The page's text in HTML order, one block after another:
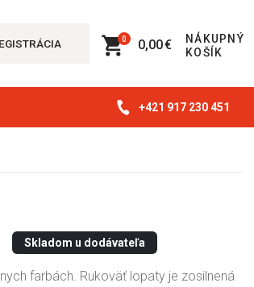
0,00 €
NÁKUPNÝ
KOŠÍK
0
+421 917 230 451
Skladom u dodávateľa
farbách. Rukoväť lopaty je zosilnená